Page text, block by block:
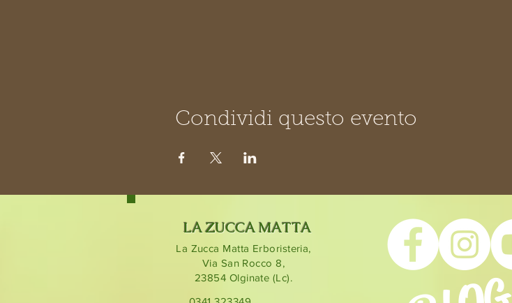
Condividi questo evento
LA ZUCCA MATTA
La Zucca Matta Erboristeria,
Via San Rocco 8,
23854 Olginate (Lc).